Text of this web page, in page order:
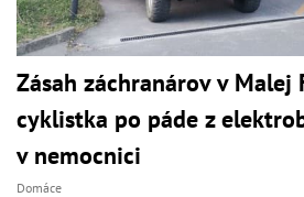
Zásah záchranárov v Malej
cyklistka po páde z
v nemocnici
Domáce